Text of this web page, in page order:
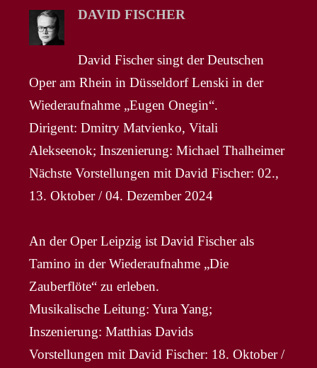
DAVID FISCHER
David Fischer singt der Deutschen
Oper am Rhein in Düsseldorf Lenski in der
Wiederaufnahme „Eugen Onegin“.
Dirigent: Dmitry Matvienko, Vitali
Alekseenok; Inszenierung: Michael Thalheimer
Nächste Vorstellungen mit David Fischer: 02.,
13. Oktober / 04. Dezember 2024
An der Oper Leipzig ist David Fischer als
Tamino in der Wiederaufnahme „Die
Zauberflöte“ zu erleben.
Musikalische Leitung: Yura Yang;
Inszenierung: Matthias Davids
Vorstellungen mit David Fischer: 18. Oktober /